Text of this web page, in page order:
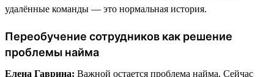
удалённые команды — это нормальная история.
Переобучение сотрудников как решение
проблемы найма
Елена Гаврина: Важной остается проблема найма. Сейчас